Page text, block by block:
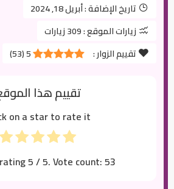
تاريخ الإضافة :أبريل 18, 2024
زيارات الموقع :309 زيارات
تقييم الزوار :
5
(
53
)
تقييم هذا
on a star to rate it!
5/ 5. Vote count:53